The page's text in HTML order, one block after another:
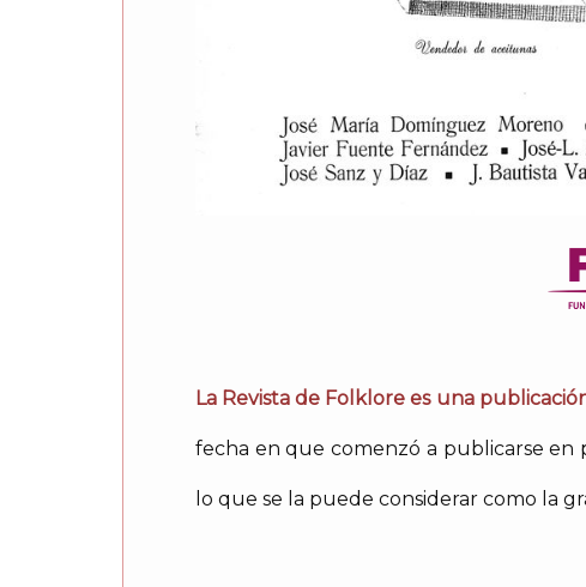
La Revista de Folklore es una
fecha en que comenzó a publicarse en
lo que se la puede considerar como la